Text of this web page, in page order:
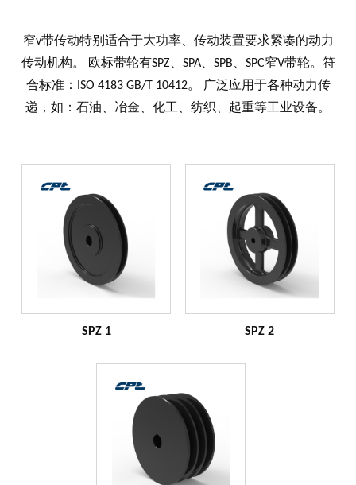
窄v带传动特别适合于大功率、传动装置要求紧凑的动力
传动机构。 欧标带轮有SPZ、SPA、SPB、SPC窄V带轮。符
合标准：ISO 4183 GB/T 10412。 广泛应用于各种动力传
递，如：石油、冶金、化工、纺织、起重等工业设备。
SPZ 1 SPZ 2